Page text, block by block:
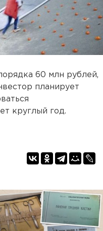
60 млн рублей,
планирует
круглый год.